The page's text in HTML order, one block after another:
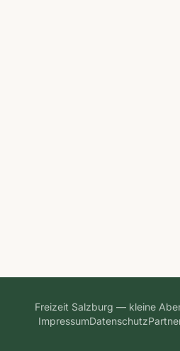
Freizeit Salzburg — kleine
ImpressumDatenschutz